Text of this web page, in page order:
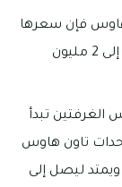
هاوس فإن سعرها
يبدأ من 534 ألف وهناك بعضاً منها يصل إلى 2 مليون
الغرفتين تبدأ
لوحدات تاون هاوس
يبدأ من 1.1 مليون ويمتد ليصل إلى